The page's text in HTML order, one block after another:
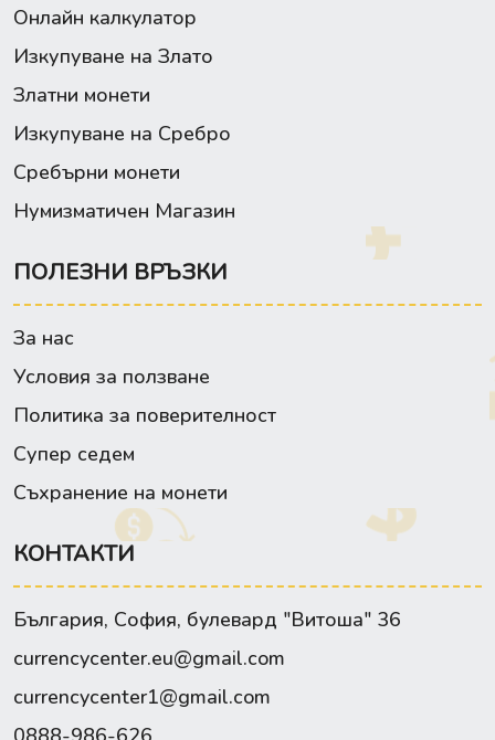
Онлайн калкулатор
Изкупуване на Злато
Златни монети
Изкупуване на Сребро
Сребърни монети
Нумизматичен Магазин
ПОЛЕЗНИ ВРЪЗКИ
За нас
Условия за ползване
Политика за поверителност
Супер седем
Съхранение на монети
КОНТАКТИ
България, София, булевард "Витоша" 36
currencycenter.eu@gmail.com
currencycenter1@gmail.com